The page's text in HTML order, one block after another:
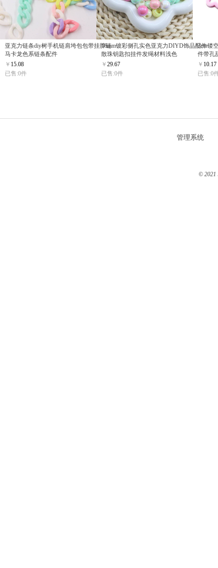
亚克力链条diy树手机链肩垮包包带挂脖链
马卡龙色系链条配件
￥ 15.08
已售:0件
16mm镀彩侧孔实色亚克力DIYD饰品配件
散珠钥匙扣挂件发绳材料浅色
￥ 29.67
已售:0件
3cm镂
件带孔
￥ 10.17
已售:0
管理系统
© 2021